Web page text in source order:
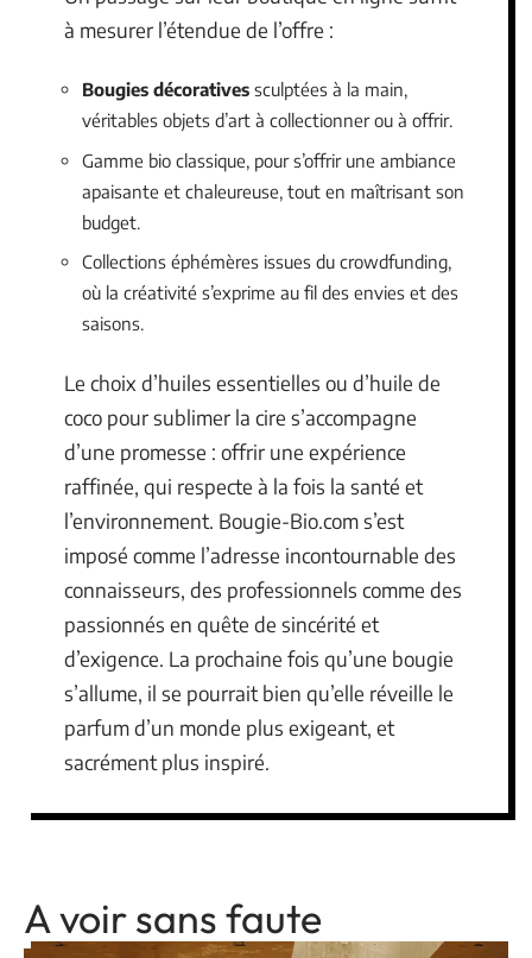
à mesurer l’étendue de l’offre :
Bougies décoratives sculptées à la main,
véritables objets d’art à collectionner ou à offrir.
Gamme bio classique, pour s’offrir une ambiance
apaisante et chaleureuse, tout en maîtrisant son
budget.
Collections éphémères issues du crowdfunding,
où la créativité s’exprime au fil des envies et des
saisons.
Le choix d’huiles essentielles ou d’huile de
coco pour sublimer la cire s’accompagne
d’une promesse : offrir une expérience
raffinée, qui respecte à la fois la santé et
l’environnement. Bougie-Bio.com s’est
imposé comme l’adresse incontournable des
connaisseurs, des professionnels comme des
passionnés en quête de sincérité et
d’exigence. La prochaine fois qu’une bougie
s’allume, il se pourrait bien qu’elle réveille le
parfum d’un monde plus exigeant, et
sacrément plus inspiré.
A voir sans faute